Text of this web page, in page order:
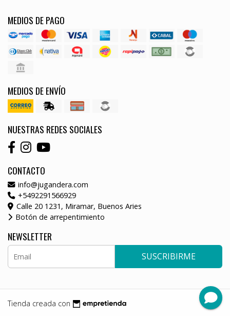
MEDIOS DE PAGO
MEDIOS DE ENVÍO
NUESTRAS REDES SOCIALES
CONTACTO
info@jugandera.com
+5492291566929
Calle 20 1231, Miramar, Buenos Aries
Botón de arrepentimiento
NEWSLETTER
SUSCRIBIRME
Tienda creada con